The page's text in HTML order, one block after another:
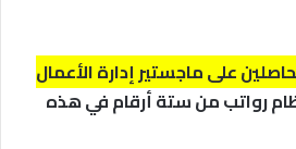
على ماجستير إدارة الأعمال
رواتب من ستة أرقام في هذه